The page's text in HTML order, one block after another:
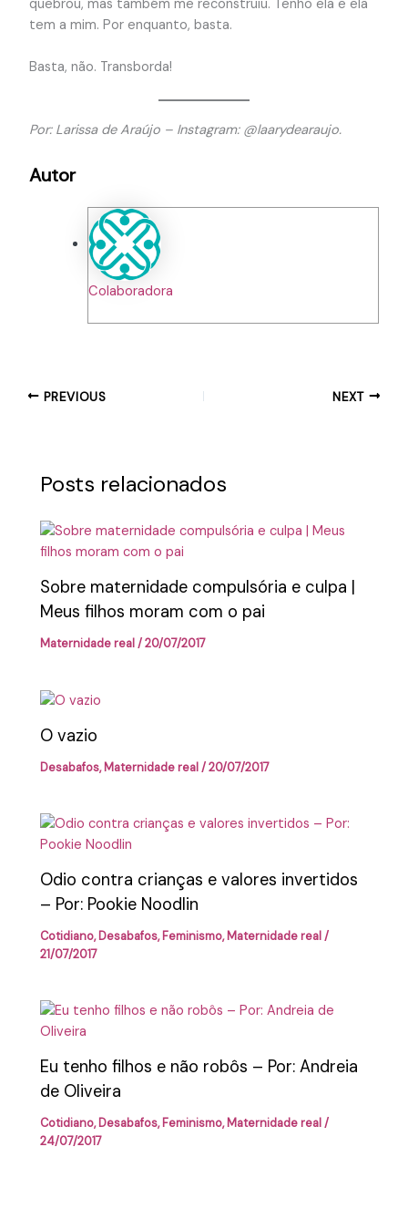
quebrou, mas também me reconstruiu. Tenho ela e ela
tem a mim. Por enquanto, basta.
Basta, não. Transborda!
Por: Larissa de Araújo – Instagram: @laarydearaujo.
Autor
Colaboradora
PREVIOUS NEXT
Posts relacionados
Sobre maternidade compulsória e culpa |
Meus filhos moram com o pai
Maternidade real/20/07/2017
O vazio
Desabafos,Maternidade real/20/07/2017
Odio contra crianças e valores invertidos
– Por: Pookie Noodlin
Cotidiano,Desabafos,Feminismo,Maternidade real/
21/07/2017
Eu tenho filhos e não robôs – Por: Andreia
de Oliveira
Cotidiano,Desabafos,Feminismo,Maternidade real/
24/07/2017